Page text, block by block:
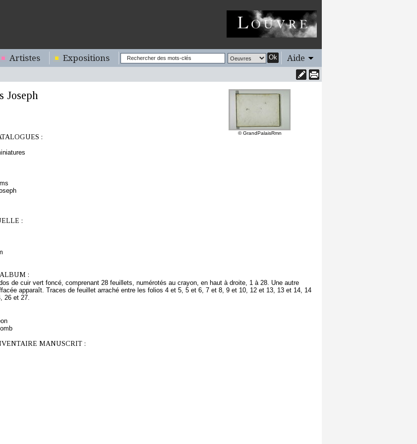
Artistes Expositions Ok Aide
© GrandPalaisRmn
Joseph
:
:
:
de cuir vert foncé, comprenant 28 feuillets, numérotés au crayon, en haut à droite, 1 à 28. Une autre
apparaît. Traces de feuillet arraché entre les folios 4 et 5, 5 et 6, 7 et 8, 9 et 10, 12 et 13, 13 et 14, 14
26 et 27.
MANUSCRIT :